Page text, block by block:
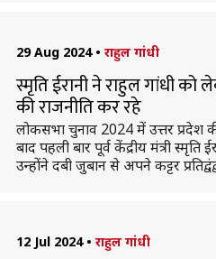
29 Aug 2024 • राहुल गांधी
स्मृति ईरानी ने राहुल गांधी
की राजनीति कर रहे
लोकसभा चुनाव 2024 में उत्तर प्रदेश
बाद पहली बार पूर्व केंद्रीय मंत्री
उन्होंने दबी जुबान से अपने कट्टर
12 Jul 2024 • राहुल गांधी